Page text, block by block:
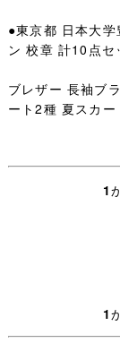
●東京都 日本大
ン 校章 計10点
ブレザー 長袖ブ
ート2種 夏スカー
※半袖ブラウスは
ほどよい使用感
ブレザー：SIZE
長袖ブラウス：
1
1